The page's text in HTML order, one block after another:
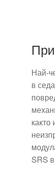
Най-
в
както
SRS